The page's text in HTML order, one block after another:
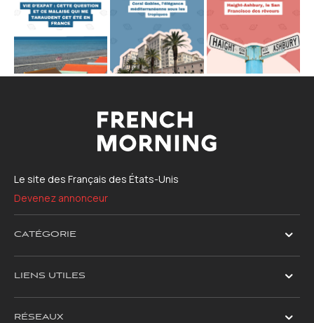
Le site des Français des États-Unis
Devenez annonceur
CATÉGORIE
LIENS UTILES
RÉSEAUX